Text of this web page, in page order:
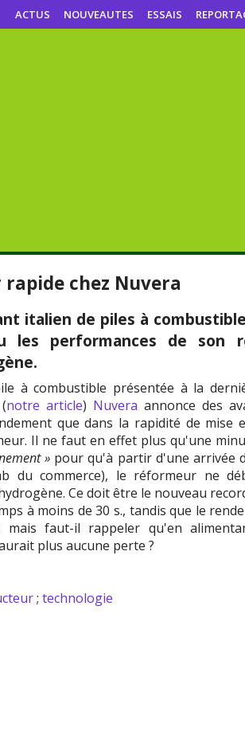
ACTUS NOUVEAUTES ESSAIS
chez Nuvera
italien de piles à
les performances de son
à combustible présentée à la
notre article) Nuvera annonce des
que dans la rapidité de mise
Il ne faut en effet plus qu'une
» pour qu'à partir d'une arrivée
du commerce), le réformeur ne
Ce doit être le nouveau
à moins de 30 s., tandis que le
faut-il rappeler qu'en
plus aucune perte ?
;technologie